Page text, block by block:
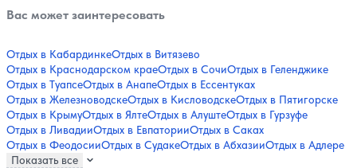
Вас может заинтересовать
Отдых в КабардинкеОтдых в Витязево
Отдых в Краснодарском краеОтдых в СочиОтдых в Геленджике
Отдых в ТуапсеОтдых в АнапеОтдых в Ессентуках
Отдых в ЖелезноводскеОтдых в КисловодскеОтдых в Пятигорске
Отдых в КрымуОтдых в ЯлтеОтдых в АлуштеОтдых в Гурзуфе
Отдых в ЛивадииОтдых в ЕвпаторииОтдых в Саках
Отдых в ФеодосииОтдых в СудакеОтдых в АбхазииОтдых в Адлере
Показать все